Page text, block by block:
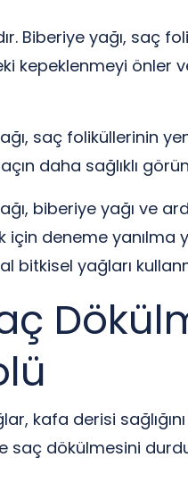
Biberiye yağı, saç
kepeklenmeyi önler
saç foliküllerinin
daha sağlıklı
biberiye yağı ve
için deneme yanılma
bitkisel yağları
kafa derisi
dökülmesini